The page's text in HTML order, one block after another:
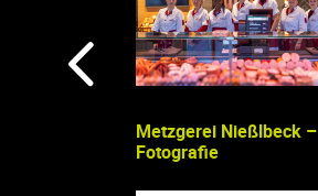
Metzgerei Nießlbeck –
Fotografie